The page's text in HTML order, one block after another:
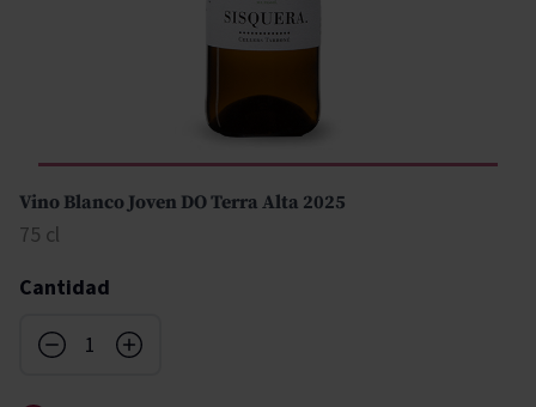
Vino Blanco Joven DO Terra Alta 2025
75 cl
Cantidad